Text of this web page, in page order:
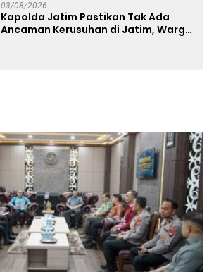
03/08/2026
Kapolda Jatim Pastikan Tak Ada
Ancaman Kerusuhan di Jatim, Warga